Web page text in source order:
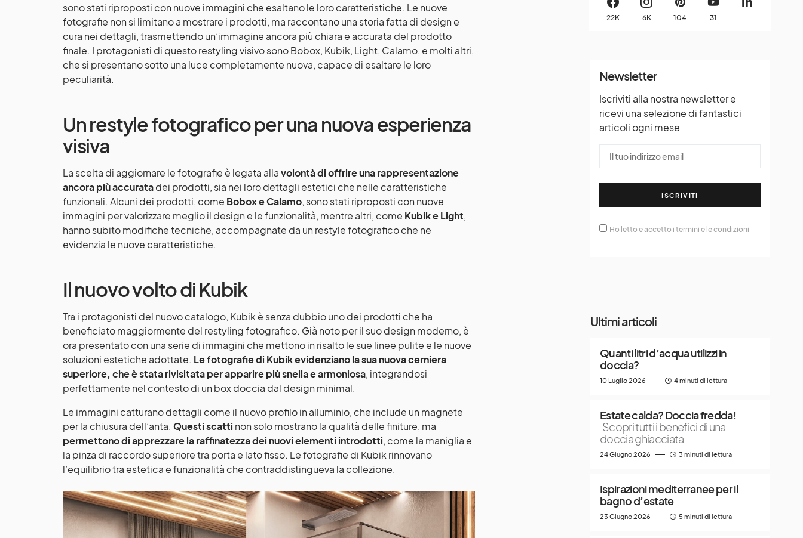
sono stati riproposti con nuove immagini che esaltano le loro caratteristiche. Le nuove
fotografie non si limitano a mostrare i prodotti, ma raccontano una storia fatta di design e
cura nei dettagli, trasmettendo un’immagine ancora più chiara e accurata del prodotto
finale. I protagonisti di questo restyling visivo sono Bobox, Kubik, Light, Calamo, e molti altri,
che si presentano sotto una luce completamente nuova, capace di esaltare le loro
peculiarità.
Un restyle fotografico per una nuova esperienza
visiva
La scelta di aggiornare le fotografie è legata allavolontà di offrire una rappresentazione
ancora più accuratadei prodotti, sia nei loro dettagli estetici che nelle caratteristiche
funzionali. Alcuni dei prodotti, come Bobox e Calamo, sono stati riproposti con nuove
immagini per valorizzare meglio il design e le funzionalità, mentre altri, come Kubik e Light,
hanno subito modifiche tecniche, accompagnate da un restyle fotografico che ne
evidenzia le nuove caratteristiche.
Il nuovo volto di Kubik
Tra i protagonisti del nuovo catalogo, Kubik è senza dubbio uno dei prodotti che ha
beneficiato maggiormente del restyling fotografico. Già noto per il suo design moderno, è
ora presentato con una serie di immagini che mettono in risalto le sue linee pulite e le nuove
soluzioni estetiche adottate. Le fotografie di Kubik evidenziano la sua nuova cerniera
superiore, che è stata rivisitata per apparire più snella e armoniosa, integrandosi
perfettamente nel contesto di un box doccia dal design minimal.
Le immagini catturano dettagli come il nuovo profilo in alluminio, che include un magnete
per la chiusura dell’anta. Questi scatti non solo mostrano la qualità delle finiture, ma
permettono di apprezzare la raffinatezza dei nuovi elementi introdotti, come la maniglia e
la pinza di raccordo superiore tra porta e lato fisso. Le fotografie di Kubik rinnovano
l’equilibrio tra estetica e funzionalità che contraddistingueva la collezione.
22K 6K 104 31
Newsletter
Iscriviti alla nostra newsletter e
ricevi una selezione di fantastici
articoli ogni mese
ISCRIVITI
Ho letto e accetto i termini e le condizioni
Ultimi articoli
Quanti litri d’acqua utilizzi in
doccia?
10 Luglio 2026 4 minuti di lettura
Estate calda? Doccia fredda!
Scopri tutti i benefici di una
doccia ghiacciata
24 Giugno 2026 3 minuti di lettura
Ispirazioni mediterranee per il
bagno d’estate
23 Giugno 2026 5 minuti di lettura